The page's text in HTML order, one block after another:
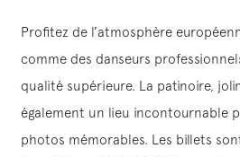
Profitez de l’atmosphère
comme des danseurs
qualité supérieure. La patinoire,
également un lieu incontournable
photos mémorables. Les billets